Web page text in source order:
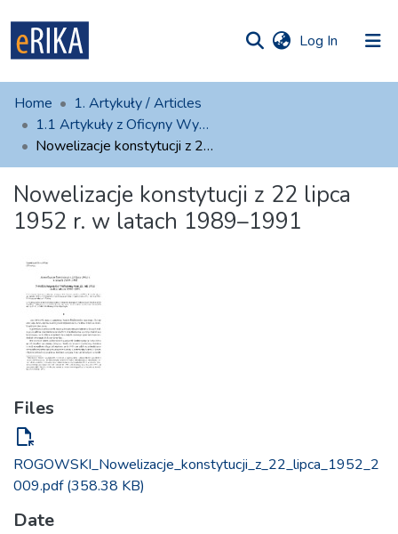
Log In (current)
UAFM
Information
Help
Contact
Home
1. Artykuły / Articles
1.1 Artykuły z Oficyny Wydawniczej AFM
Nowelizacje konstytucji z 22 lipca 1952 r. w latach 1989–1991
Nowelizacje konstytucji z 22 lipca
1952 r. w latach 1989–1991
Files
file_open
ROGOWSKI_Nowelizacje_konstytucji_z_22_lipca_1952_2
009.pdf(358.38 KB)
Date